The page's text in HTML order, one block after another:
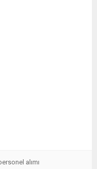
alımı